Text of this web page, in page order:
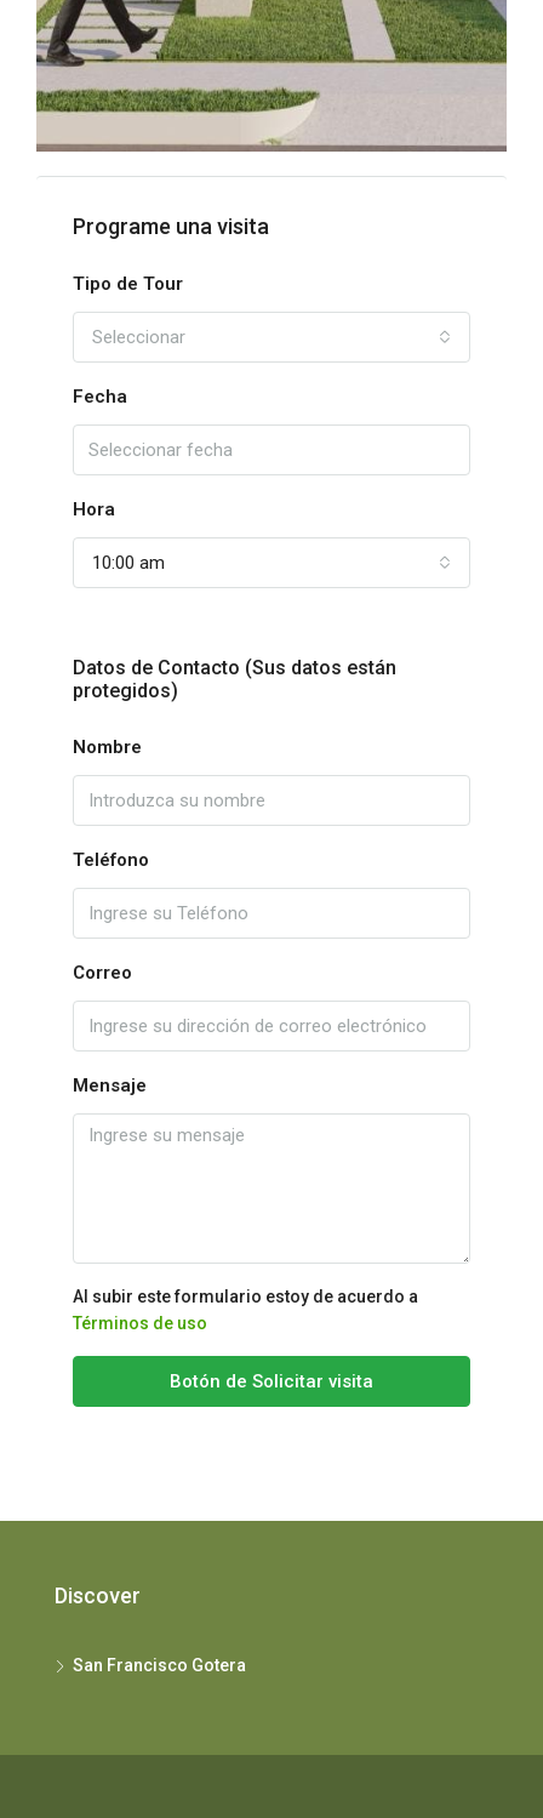
Programe una visita
Tipo de Tour
Seleccionar
Fecha
Hora
10:00 am
Datos de Contacto (Sus datos están
protegidos)
Nombre
Teléfono
Correo
Mensaje
Al subir este formulario estoy de acuerdo a
Términos de uso
Botón de Solicitar visita
Discover
San Francisco Gotera